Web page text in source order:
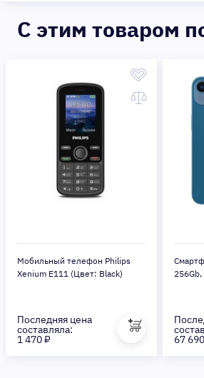
C этим товаром
Мобильный телефон Philips
Xenium E111 (Цвет: Black)
Последняя цена
составляла:
1 470 ₽ 67